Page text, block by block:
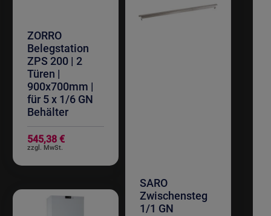
ZORRO
Belegstation
ZPS 200 | 2
Türen |
900x700mm |
für 5 x 1/6 GN
Behälter
545,38 €
SARO
Zwischensteg
1/1 GN